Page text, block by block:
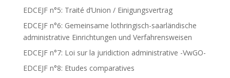
EDCEJF n°5: Traité d’Union / Einigungsvertrag
EDCEJF n°6: Gemeinsame lothringisch-saarländische
administrative Einrichtungen und Verfahrensweisen
EDCEJF n°7: Loi sur la juridiction administrative -VwGO-
EDCEJF n°8: Etudes comparatives